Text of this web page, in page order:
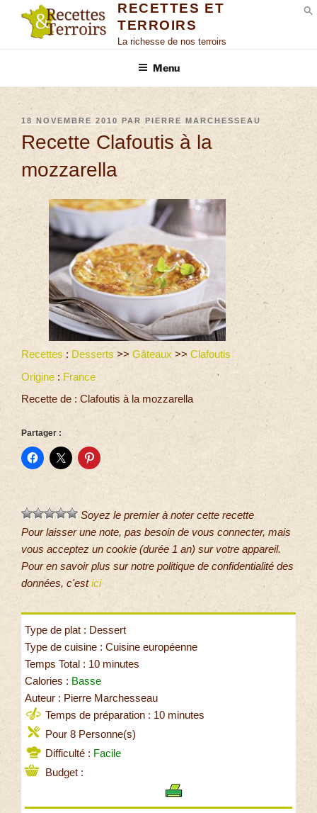
RECETTES ET
TERROIRS
La richesse de nos terroirs
Menu
18 NOVEMBRE 2010 PAR PIERRE MARCHESSEAU
Recette Clafoutis à la
mozzarella
Recettes : Desserts >> Gâteaux >> Clafoutis
Origine : France
Recette de : Clafoutis à la mozzarella
Partager :
Soyez le premier à noter cette recette
Pour laisser une note, pas besoin de vous connecter, mais
vous acceptez un cookie (durée 1 an) sur votre appareil.
Pour en savoir plus sur notre politique de confidentialité des
données, c'estici
Type de plat : Dessert
Type de cuisine : Cuisine européenne
Temps Total : 10 minutes
Calories : Basse
Auteur : Pierre Marchesseau
Temps de préparation : 10 minutes
Pour 8 Personne(s)
Difficulté : Facile
Budget :